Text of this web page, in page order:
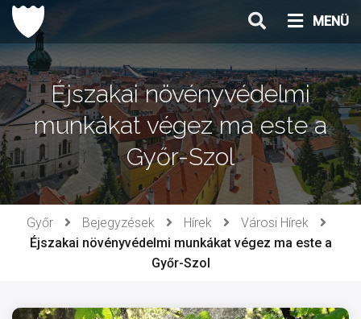
Ugrás
tartalomhoz
MENÜ
Éjszakai növényvédelmi
munkákat végez ma este a
Győr-Szol
Győr Bejegyzések Hírek
Városi Hírek
Éjszakai növényvédelmi munkákat végez ma este a
Győr-Szol